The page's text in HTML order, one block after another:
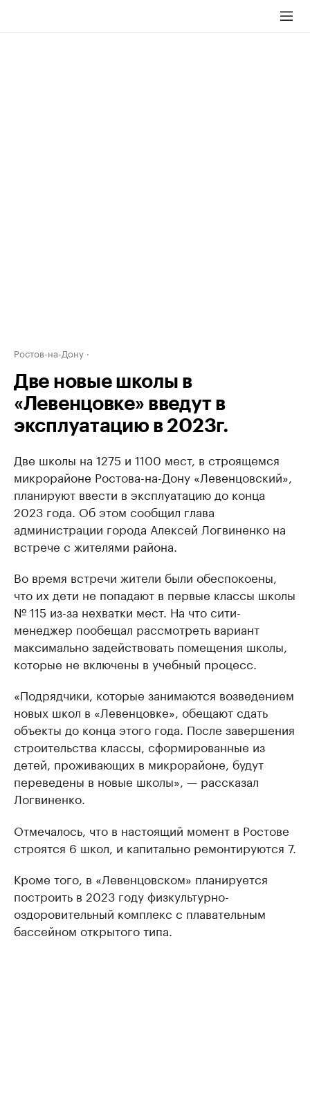
Ростов-на-Дону
Две новые школы в
«Левенцовке» введут в
эксплуатацию в 2023г.
Две школы на 1275 и 1100 мест, в строящемся
микрорайоне Ростова-на-Дону «Левенцовский»,
планируют ввести в эксплуатацию до конца
2023 года. Об этом сообщил глава
администрации города Алексей Логвиненко на
встрече с жителями района.
Во время встречи жители были обеспокоены,
что их дети не попадают в первые классы школы
№ 115 из-за нехватки мест. На что сити-
менеджер пообещал рассмотреть вариант
максимально задействовать помещения школы,
которые не включены в учебный процесс.
«Подрядчики, которые занимаются возведением
новых школ в «Левенцовке», обещают сдать
объекты до конца этого года. После завершения
строительства классы, сформированные из
детей, проживающих в микрорайоне, будут
переведены в новые школы», — рассказал
Логвиненко.
Отмечалось, что в настоящий момент в Ростове
строятся 6 школ, и капитально ремонтируются 7.
Кроме того, в «Левенцовском» планируется
построить в 2023 году физкультурно-
оздоровительный комплекс с плавательным
бассейном открытого типа.